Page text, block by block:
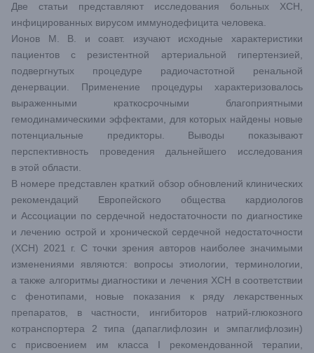
Две статьи представляют исследования больных ХСН,
инфицированных вирусом иммунодефицита человека.
Ионов М. В. и соавт. изучают исходные характеристики
пациентов с резистентной артериальной гипертензией,
подвергнутых процедуре радиочастотной ренальной
денервации. Применение процедуры характеризовалось
выраженными краткосрочными благоприятными
гемодинамическими эффектами, для которых найдены новые
потенциальные предикторы. Выводы показывают
перспективность проведения дальнейшего исследования
в этой области.
В номере представлен краткий обзор обновлений клинических
рекомендаций Европейского общества кардиологов
и Ассоциации по сердечной недостаточности по диагностике
и лечению острой и хронической сердечной недостаточности
(ХСН) 2021 г. С точки зрения авторов наиболее значимыми
изменениями являются: вопросы этиологии, терминологии,
а также алгоритмы диагностики и лечения ХСН в соответствии
с фенотипами, новые показания к ряду лекарственных
препаратов, в частности, ингибиторов натрий-глюкозного
котранспортера 2 типа (дапаглифлозин и эмпаглифлозин)
c присвоением им класса I рекомендованной терапии,